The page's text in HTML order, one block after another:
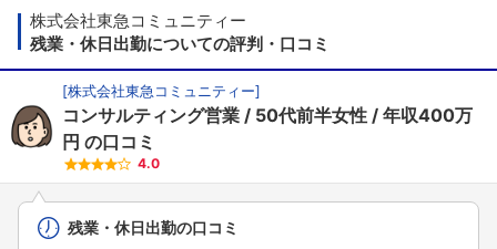
株式会社東急コミュニティー
残業・休日出勤についての評判・口コミ
[株式会社東急コミュニティー]
コンサルティング営業 50代前半女性
年収400万
円 の口コミ
4.0
残業・休日出勤の口コミ